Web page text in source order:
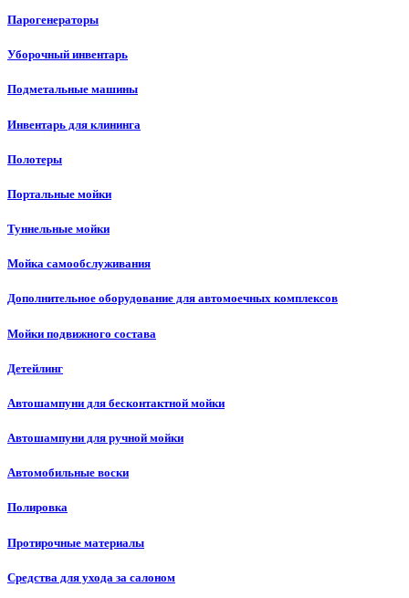
Парогенераторы
Уборочный инвентарь
Подметальные машины
Инвентарь для клининга
Полотеры
Портальные мойки
Туннельные мойки
Мойка самообслуживания
Дополнительное оборудование для автомоечных комплексов
Мойки подвижного состава
Детейлинг
Автошампуни для бесконтактной мойки
Автошампуни для ручной мойки
Автомобильные воски
Полировка
Протирочные материалы
Средства для ухода за салоном